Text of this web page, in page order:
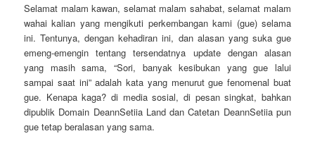
Selamat malam kawan, selamat malam sahabat, selamat malam
wahai kalian yang mengikuti perkembangan kami (gue) selama
ini. Tentunya, dengan kehadiran ini, dan alasan yang suka gue
emeng-emengin tentang tersendatnya update dengan alasan
yang masih sama, “Sori, banyak kesibukan yang gue lalui
sampai saat ini” adalah kata yang menurut gue fenomenal buat
gue. Kenapa kaga? di media sosial, di pesan singkat, bahkan
dipublik Domain DeannSetiia Land dan Catetan DeannSetiia pun
gue tetap beralasan yang sama.